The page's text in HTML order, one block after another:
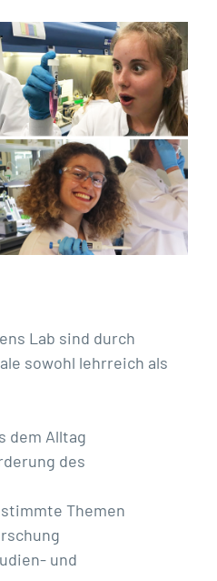
Lab sind durch
sowohl lehrreich als
dem Alltag
des
Themen
und